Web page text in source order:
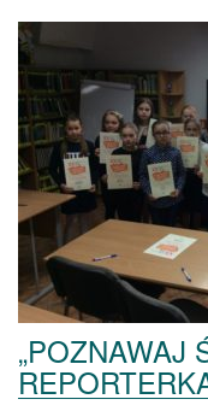
„POZNAWAJ